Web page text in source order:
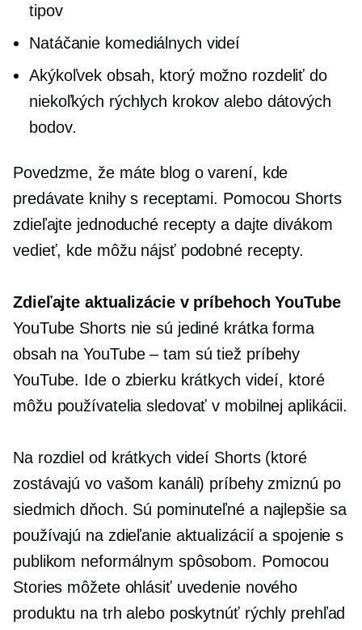
tipov
Natáčanie komediálnych videí
Akýkoľvek obsah, ktorý možno rozdeliť do
niekoľkých rýchlych krokov alebo dátových
bodov.
Povedzme, že máte blog o varení, kde
predávate knihy s receptami. Pomocou Shorts
zdieľajte jednoduché recepty a dajte divákom
vedieť, kde môžu nájsť podobné recepty.
Zdieľajte aktualizácie v príbehoch YouTube
YouTube Shorts nie sú jediné krátka forma
obsah naYouTube – tam sú tiež príbehy
YouTube. Ide o zbierku krátkych videí, ktoré
môžu používatelia sledovať v mobilnej aplikácii.
Na rozdiel od krátkych videí Shorts (ktoré
zostávajú vo vašom kanáli) príbehy zmiznú po
siedmich dňoch. Sú pominuteľné a najlepšie sa
používajú na zdieľanie aktualizácií a spojenie s
publikom neformálnym spôsobom. Pomocou
Stories môžete ohlásiť uvedenie nového
produktu na trh alebo poskytnúť rýchly prehľad